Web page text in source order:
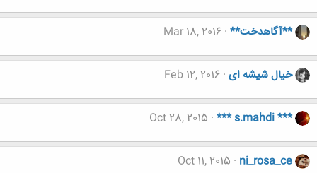
**آگاهدخت** Mar 18, 2016
خیال شیشه ای Feb 12, 2016
*** s.mahdi ***
Oct 28, 2015
ni_rosa_ce
Oct 11, 2015